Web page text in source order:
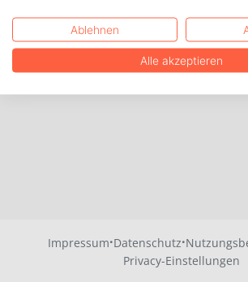
Impressum·Datenschutz·
Privacy-Einstellungen
Ablehnen
Alle akzeptieren